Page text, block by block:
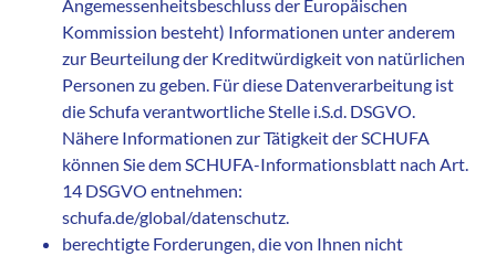
Angemessenheitsbeschluss der Europäischen
Kommission besteht) Informationen unter anderem
zur Beurteilung der Kreditwürdigkeit von natürlichen
Personen zu geben. Für diese Datenverarbeitung ist
die Schufa verantwortliche Stelle i.S.d. DSGVO.
Nähere Informationen zur Tätigkeit der SCHUFA
können Sie dem SCHUFA-Informationsblatt nach Art.
14 DSGVO entnehmen:
schufa.de/global/datenschutz.
berechtigte Forderungen, die von Ihnen nicht